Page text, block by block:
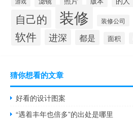
自己的 装修 装修公司
软件 进深 都是 面积
猜你想看的文章
好看的设计图案
“遇着丰年也倍多”的出处是哪里